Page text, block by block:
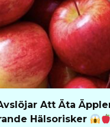
Att Äta
Hälsorisker